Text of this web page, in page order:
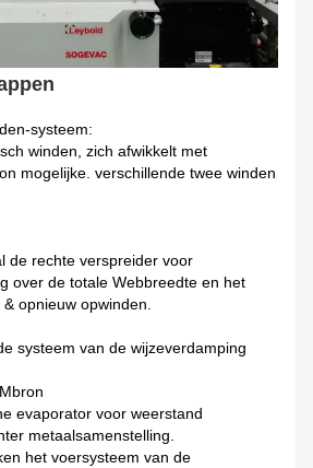
systeem:
winden, zich afwikkelt met
mogelijke. verschillende twee winden
de rechte verspreider voor
over de totale Webbreedte en het
opnieuw opwinden.
systeem van de wijzeverdamping
evaporator voor weerstand
metaalsamenstelling.
het voersysteem van de